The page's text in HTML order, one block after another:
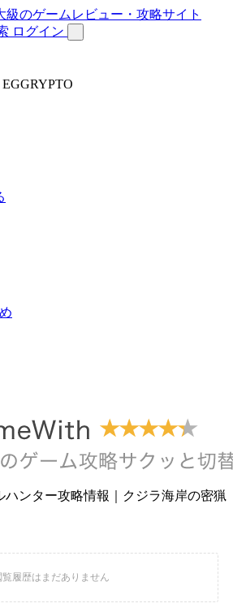
ログイン
ハンター攻略情報｜クジラ海岸の密猟